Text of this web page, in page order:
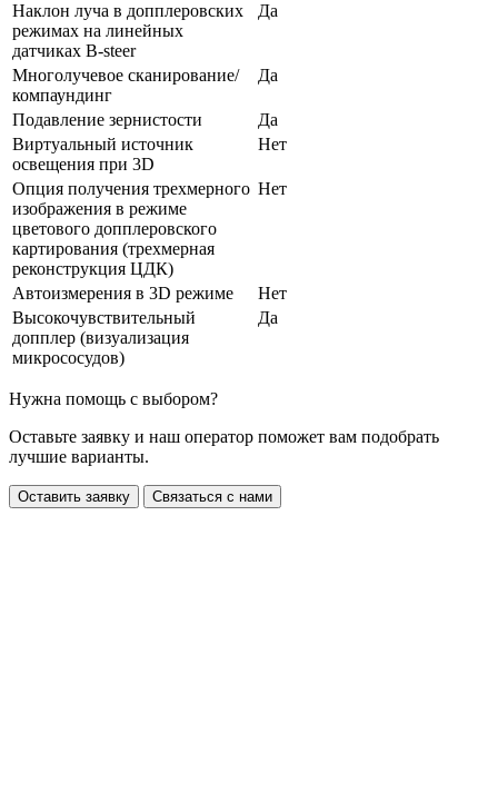
Наклон луча в допплеровских
режимах на линейных
датчиках B-steer
Да
Многолучевое сканирование/
компаундинг
Да
Подавление зернистости
Да
Виртуальный источник
освещения при 3D
Нет
Опция получения трехмерного
изображения в режиме
цветового допплеровского
картирования (трехмерная
реконструкция ЦДК)
Нет
Автоизмерения в 3D режиме
Нет
Высокочувствительный
допплер (визуализация
микрососудов)
Да
Нужна помощь с выбором?
Оставьте заявку и наш оператор поможет вам подобрать
лучшие варианты.
Оставить заявку Связаться с нами